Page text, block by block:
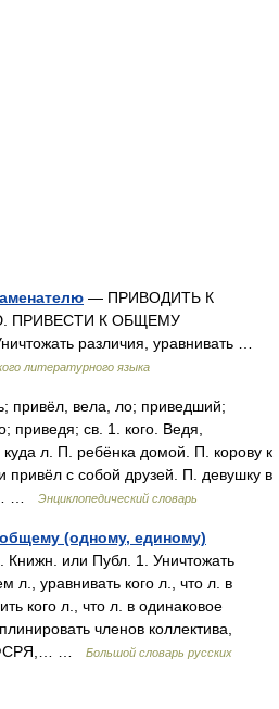
— ПРИВОДИТЬ К
ПРИВЕСТИ К ОБЩЕМУ
различия, уравнивать …
литературного языка
привёл, вела, ло; приведший;
приведя; св. 1. кого. Ведя,
куда л. П. ребёнка домой. П. корову к
привёл с собой друзей. П. девушку в
…
Энциклопедический словарь
(одному, единому)
Книжн. или Публ. 1. Уничтожать
л., уравнивать кого л., что л. в
кого л., что л. в одинаковое
членов коллектива,
ФСРЯ,… …
Большой словарь русских